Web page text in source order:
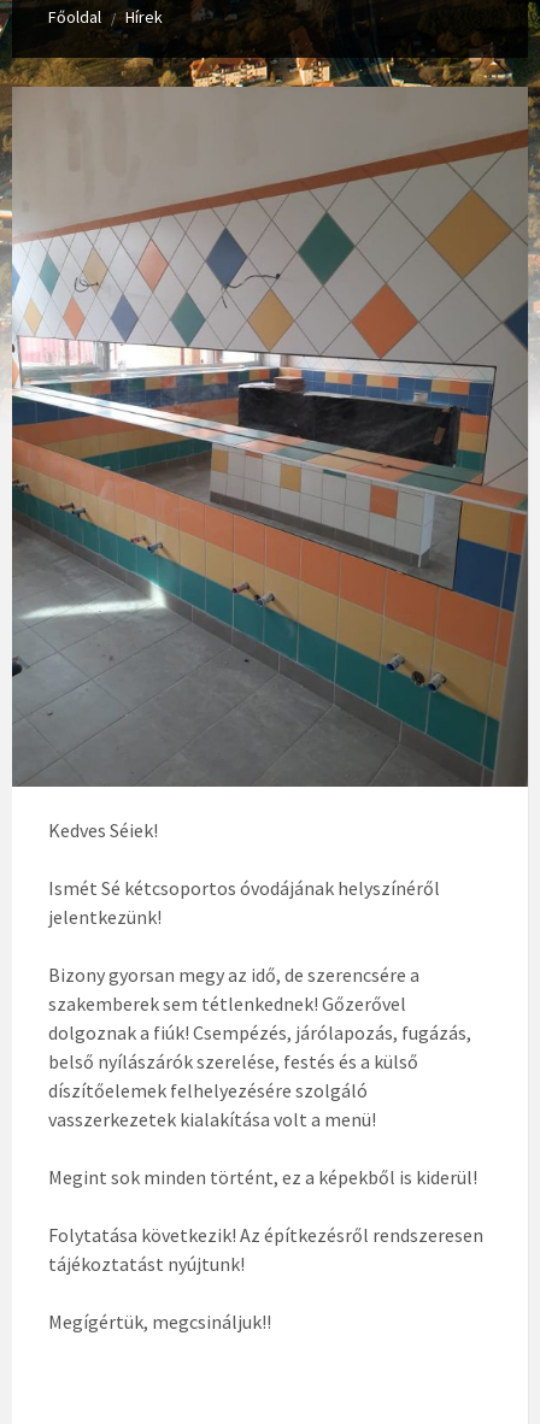
Főoldal / Hírek
Kedves Séiek!
Ismét Sé kétcsoportos óvodájának helyszínéről
jelentkezünk!
Bizony gyorsan megy az idő, de szerencsére a
szakemberek sem tétlenkednek! Gőzerővel
dolgoznak a fiúk! Csempézés, járólapozás, fugázás,
belső nyílászárók szerelése, festés és a külső
díszítőelemek felhelyezésére szolgáló
vasszerkezetek kialakítása volt a menü!
Megint sok minden történt, ez a képekből is kiderül!
Folytatása következik! Az építkezésről rendszeresen
tájékoztatást nyújtunk!
Megígértük, megcsináljuk!!